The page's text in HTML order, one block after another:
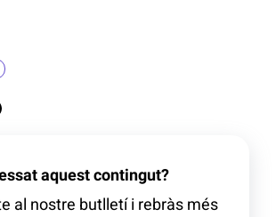
aquest contingut?
al nostre butlletí i rebràs més